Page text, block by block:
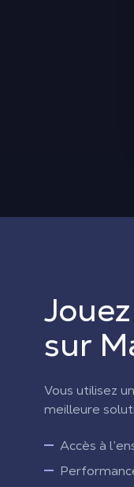
sur
Vous utilisez
meilleure
Accès à